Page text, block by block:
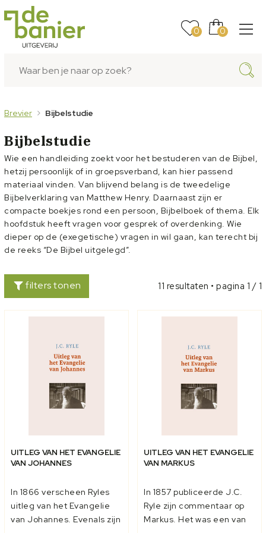
0 0
Brevier Bijbelstudie
Bijbelstudie
Wie een handleiding zoekt voor het bestuderen van de Bijbel,
hetzij persoonlijk of in groepsverband, kan hier passend
materiaal vinden. Van blijvend belang is de tweedelige
Bijbelverklaring van Matthew Henry. Daarnaast zijn er
compacte boekjes rond een persoon, Bijbelboek of thema. Elk
hoofdstuk heeft vragen voor gesprek of overdenking. Wie
dieper op de (exegetische) vragen in wil gaan, kan terecht bij
de reeks “De Bijbel uitgelegd”.
filters tonen 11 resultaten • pagina 1 / 1
UITLEG VAN HET EVANGELIE
VAN JOHANNES
In 1866 verscheen Ryles
uitleg van het Evangelie
van Johannes. Evenals zijn
UITLEG VAN HET EVANGELIE
VAN MARKUS
In 1857 publiceerde J.C.
Ryle zijn commentaar op
Markus. Het was een van